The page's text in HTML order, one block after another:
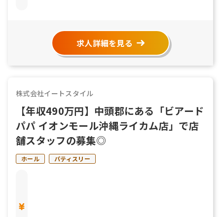
求人詳細を見る
株式会社イートスタイル
【年収490万円】中頭郡にある「ビアード
パパ イオンモール沖縄ライカム店」で店
舗スタッフの募集◎
ホール パティスリー